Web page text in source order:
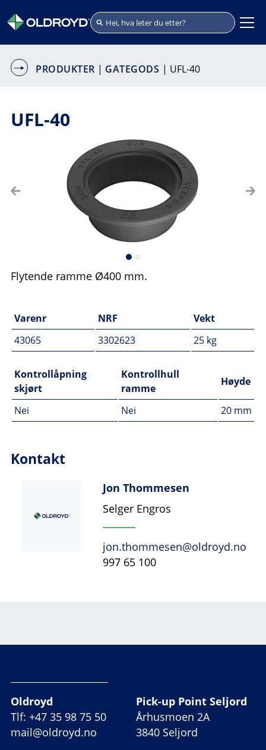
PRODUKTER | GATEGODS | UFL-40
UFL-40
Flytende ramme Ø400 mm.
Varenr NRF
Vekt
43065
3302623 25 kg
Kontrollåpning
skjørt
Kontrollhull
ramme
Høyde
Nei Nei 20 mm
Kontakt
Jon Thommesen
Selger Engros
jon.thommesen@oldroyd.no
997 65 100
Oldroyd
Tlf: +47 35 98 75 50
mail@oldroyd.no
Pick-up Point Seljord
Århusmoen 2A
3840 Seljord